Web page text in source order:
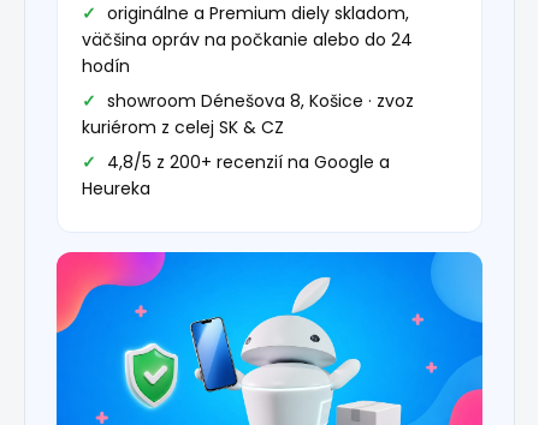
originálne a Premium diely skladom,
väčšina opráv na počkanie alebo do 24
hodín
showroom Dénešova 8, Košice · zvoz
kuriérom z celej SK & CZ
4,8/5 z 200+ recenzií na Google a
Heureka